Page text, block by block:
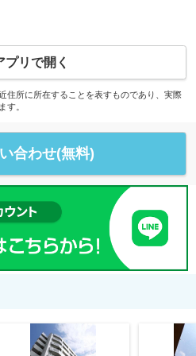
プリで開く
住所に所在することを表すものであり、実際
す。
合わせ(無料)